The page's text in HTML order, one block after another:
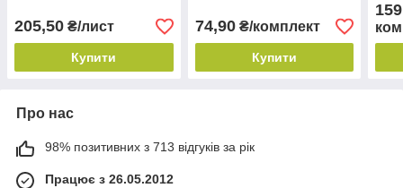
205,50 ₴/лист
Купити
74,90₴/комплект
Купити
Про нас
98% позитивних з 713 відгуків за рік
Працює з 26.05.2012